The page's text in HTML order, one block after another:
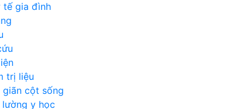
tế gia đình
trị liệu
cột sống
y học